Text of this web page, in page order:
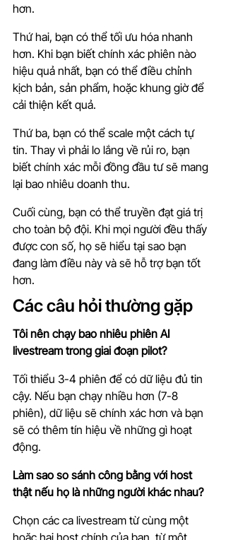
hơn.
Thứ hai, bạn có thể tối ưu hóa nhanh
hơn. Khi bạn biết chính xác phiên nào
hiệu quả nhất, bạn có thể điều chỉnh
kịch bản, sản phẩm, hoặc khung giờ để
cải thiện kết quả.
Thứ ba, bạn có thể scale một cách tự
tin. Thay vì phải lo lắng về rủi ro, bạn
biết chính xác mỗi đồng đầu tư sẽ mang
lại bao nhiêu doanh thu.
Cuối cùng, bạn có thể truyền đạt giá trị
cho toàn bộ đội. Khi mọi người đều thấy
được con số, họ sẽ hiểu tại sao bạn
đang làm điều này và sẽ hỗ trợ bạn tốt
hơn.
Các câu hỏi thường gặp
Tôi nên chạy bao nhiêu phiên AI
livestream trong giai đoạn pilot?
Tối thiểu 3-4 phiên để có dữ liệu đủ tin
cậy. Nếu bạn chạy nhiều hơn (7-8
phiên), dữ liệu sẽ chính xác hơn và bạn
sẽ có thêm tín hiệu về những gì hoạt
động.
Làm sao so sánh công bằng với host
thật nếu họ là những người khác nhau?
Chọn các ca livestream từ cùng một
hoặc hai host chính của bạn, từ một